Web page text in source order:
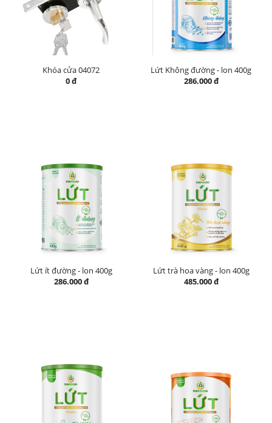
Khóa cửa 04072
0 đ
Lứt Không đường - lon 400g
286.000 đ
Lứt ít đường - lon 400g
286.000 đ
Lứt trà hoa vàng - lon 400g
485.000 đ